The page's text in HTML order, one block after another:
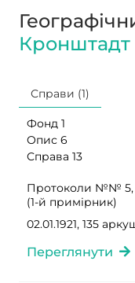
Кронштадт
Справи (1)
Фонд 1
Опис 6
Справа 13
Протоколи №№ 5,
(1-й примірник)
02.01.1921, 135
Переглянути